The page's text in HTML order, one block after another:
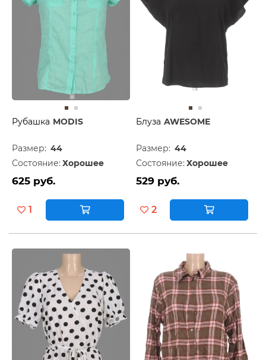
Рубашка MODIS
Размер: 44
Состояние: Хорошее
625 руб.
1
Блуза AWESOME
Размер: 44
Состояние: Хорошее
529 руб.
2